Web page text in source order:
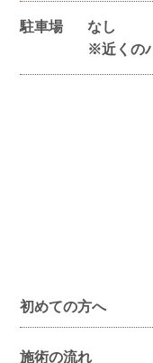
駐車場
なし
※近くの
初めての方へ
施術の流れ